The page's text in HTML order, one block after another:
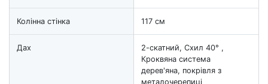
Колінна стінка 117 см
Дах
2-скатний, Схил 40° ,
Кроквяна система
дерев'яна, покрівля з
металочерепиці